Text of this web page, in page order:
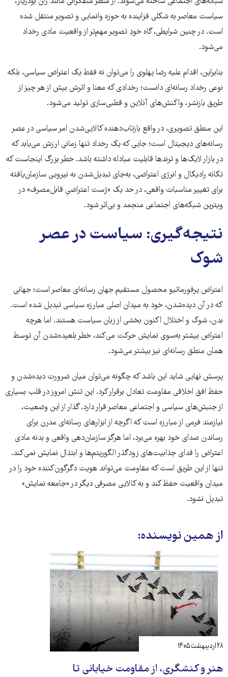
سیاست معاصر به شکلی فزاینده به حوزه وانمایی و تصویر منتقل شده
است. در چنین شرایطی، گاه خودِ تصویر مهم‌تر از واقعیت مادی رخداد
می‌شود.
بنابراین، اقدام علیه رضا پهلوی را می‌توان نه فقط یک اعتراض سیاسی، بلکه
نوعی رخداد رسانه‌ای دانست؛ رخدادی که معنا و اثرش بیش از هر چیز از
طریق بازنشر، واکنش‌های آنلاین و قطبی‌سازی تولید می‌شود.
این منطق تصویری، در واقع بازتاب‌دهنده کالایی‌شدن امر سیاسی در عصر
رسانه‌های دیجیتال است؛ جایی که یک رخداد تنها زمانی ارزش می‌یابد که
در بازار لایک‌ها و ترندها قابلیت مبادله داشته باشد. خطر بزرگ اینجاست که
تکانه رادیکال و انرژی اعتراضی، به‌جای تبدیل‌شدن به نیرویی سازمان‌یافته
برای تغییر مناسبات واقعی، در حد یک «ژست اعتراضیِ قابل‌مصرف» در
ویترین شبکه‌های اجتماعی منجمد و بی‌اثر شود.
نتیجه‌گیری: سیاست در عصر
شوک
اعتراض پرفورماتیو محصول مستقیم جهان رسانه‌ای معاصر است؛ جهانی
که در آن دیده‌شدن، خود به میدان اصلی مبارزه سیاسی تبدیل شده است.
بدن، شوک و اختلال اکنون بخشی از زبان سیاست هستند. اما هرچه
اعتراض بیشتر به‌سوی نمایش حرکت می‌کند، خطر بلعیده‌شدن آن توسط
همان منطق رسانه‌ای نیز بیشتر می‌شود.
پرسش نهایی شاید این باشد که چگونه می‌توان میان ضرورت دیده‌شدن و
حفظ افق اخلاقی مقاومت تعادل برقرار کرد. این تنش امروز در قلب بسیاری
از جنبش‌های سیاسی و اجتماعی معاصر قرار دارد. گذار از این وضعیت،
نیازمند فرمی از مبارزه است که اگرچه از ابزارهای رسانه‌ای مدرن برای
رساندن صدای خود بهره می‌برد، اما هرگز سازمان‌دهی واقعی و بدنه مادی
اعتراض را فدای جذابیت‌های زودگذر الگوریتم‌ها و ابتذال نمایش نمی‌کند.
تنها از این طریق است که مقاومت می‌تواند هویت دگرگون‌کننده خود را در
میدان واقعیت حفظ کند و به کالایی مصرفی دیگر در «جامعه نمایش»
تبدیل نشود.
از همین نویسنده:
هنر و کنشگری، از مقاومت خیابانی تا
۲۸ اردیبهشت ۱۴۰۵